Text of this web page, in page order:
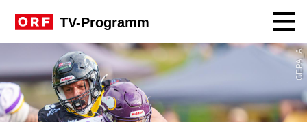
TV-Programm
GEPA_A